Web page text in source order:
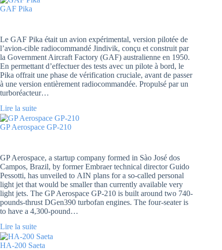
GAF Pika
Le GAF Pika était un avion expérimental, version pilotée de
l’avion-cible radiocommandé Jindivik, conçu et construit par
la Government Aircraft Factory (GAF) australienne en 1950.
En permettant d’effectuer des tests avec un pilote à bord, le
Pika offrait une phase de vérification cruciale, avant de passer
à une version entièrement radiocommandée. Propulsé par un
turboréacteur…
Lire la suite
GP Aerospace GP-210
GP Aerospace, a startup company formed in Sào José dos
Campos, Brazil, by former Embraer technical director Guido
Pessotti, has unveiled to AIN plans for a so-called personal
light jet that would be smaller than currently available very
light jets. The GP Aerospace GP-210 is built around two 740-
pounds-thrust DGen390 turbofan engines. The four-seater is
to have a 4,300-pound…
Lire la suite
HA-200 Saeta